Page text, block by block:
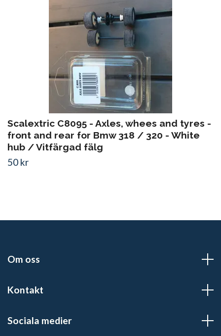
Scalextric C8095 - Axles, whees and tyres -
front and rear for Bmw 318 / 320 - White
hub / Vitfärgad fälg
50 kr
Om oss
Kontakt
Sociala medier